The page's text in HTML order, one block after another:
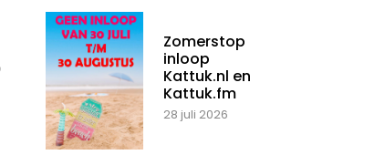
Zomerstop
inloop
Kattuk.nl en
Kattuk.fm
28 juli 2026